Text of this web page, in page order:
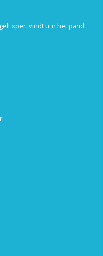
vindt u in het pand